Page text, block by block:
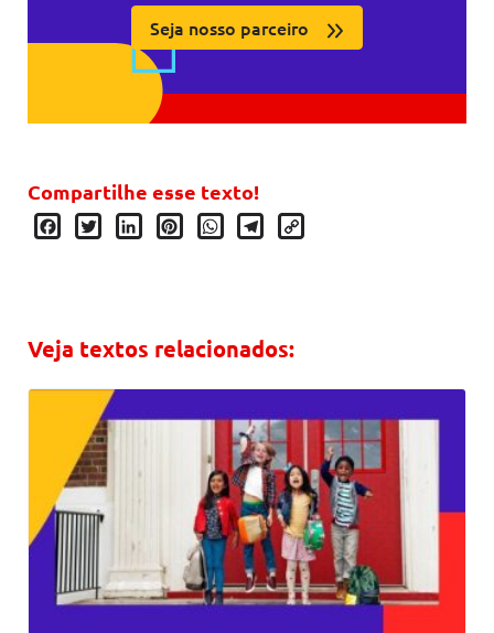
Seja nosso parceiro
Compartilhe esse texto!
Veja textos relacionados: